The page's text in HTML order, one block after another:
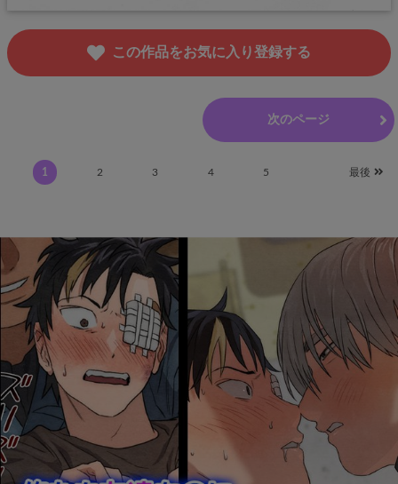
この作品をお気に入り登録する
次のページ
1 2 3 4 5 最後